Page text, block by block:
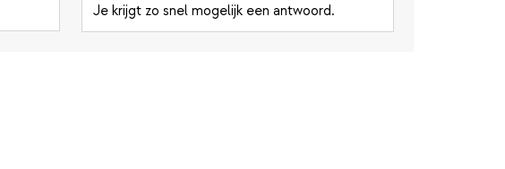
Je krijgt zo snel mogelijk een antwoord.